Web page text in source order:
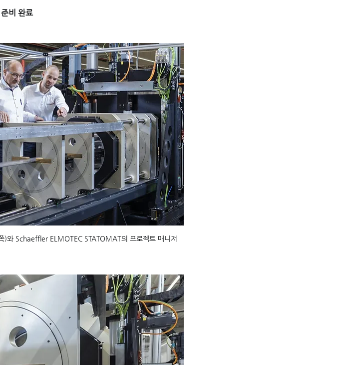
비 완료
와 Schaeffler ELMOTEC STATOMAT의 프로젝트 매니저